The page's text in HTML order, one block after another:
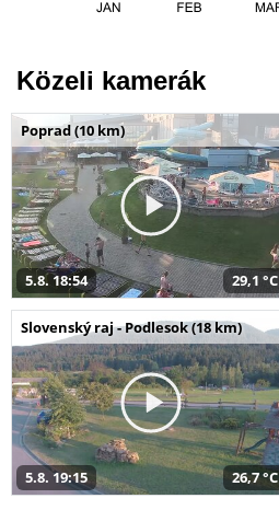
Közeli kamerák
Poprad (10 km)
5.8. 18:54 29,1 °C
Slovenský raj - Podlesok (18 km)
5.8. 19:15 26,7 °C